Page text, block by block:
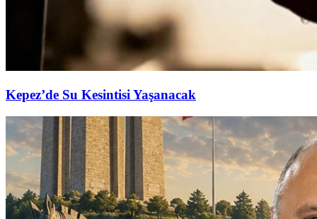
Kepez’de Su Kesintisi Yaşanacak